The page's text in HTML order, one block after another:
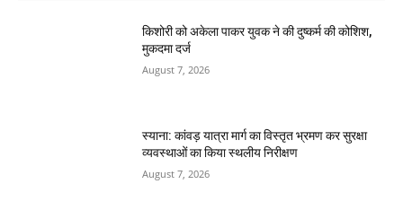
किशोरी को अकेला पाकर युवक ने की दुष्कर्म की कोशिश,
मुकदमा दर्ज
August 7, 2026
स्याना: कांवड़ यात्रा मार्ग का विस्तृत भ्रमण कर सुरक्षा
व्यवस्थाओं का किया स्थलीय निरीक्षण
August 7, 2026